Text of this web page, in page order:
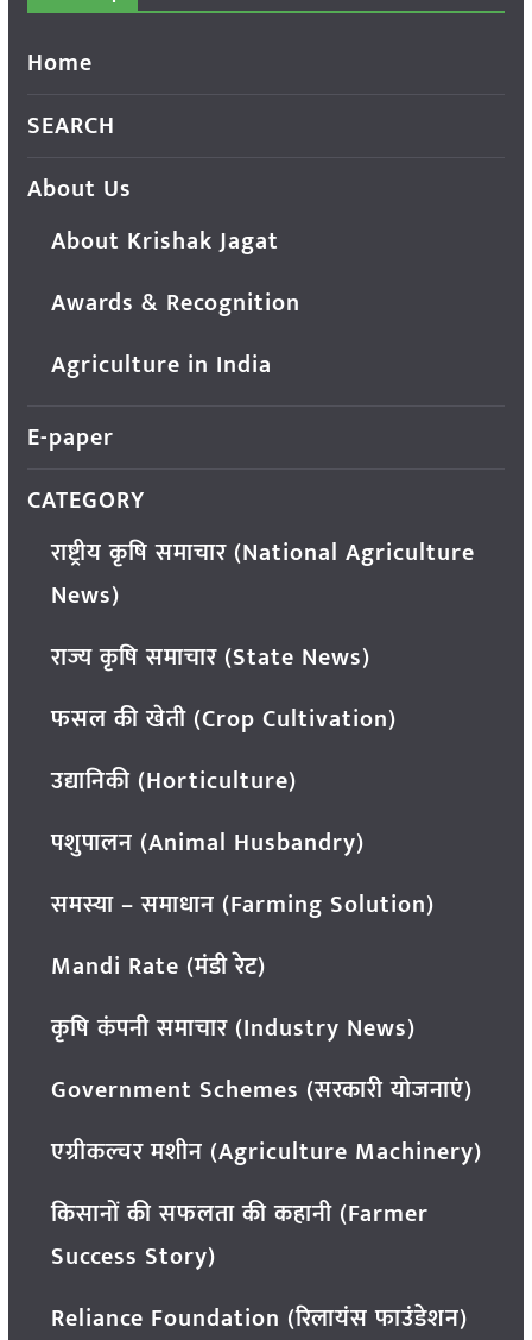
Home
SEARCH
About Us
About Krishak Jagat
Awards & Recognition
Agriculture in India
E-paper
CATEGORY
राष्ट्रीय कृषि समाचार (National Agriculture
News)
राज्य कृषि समाचार (State News)
फसल की खेती (Crop Cultivation)
उद्यानिकी (Horticulture)
पशुपालन (Animal Husbandry)
समस्या – समाधान (Farming Solution)
Mandi Rate (मंडी रेट)
कृषि कंपनी समाचार (Industry News)
Government Schemes (सरकारी योजनाएं)
एग्रीकल्चर मशीन (Agriculture Machinery)
किसानों की सफलता की कहानी (Farmer
Success Story)
Reliance Foundation (रिलायंस फाउंडेशन)